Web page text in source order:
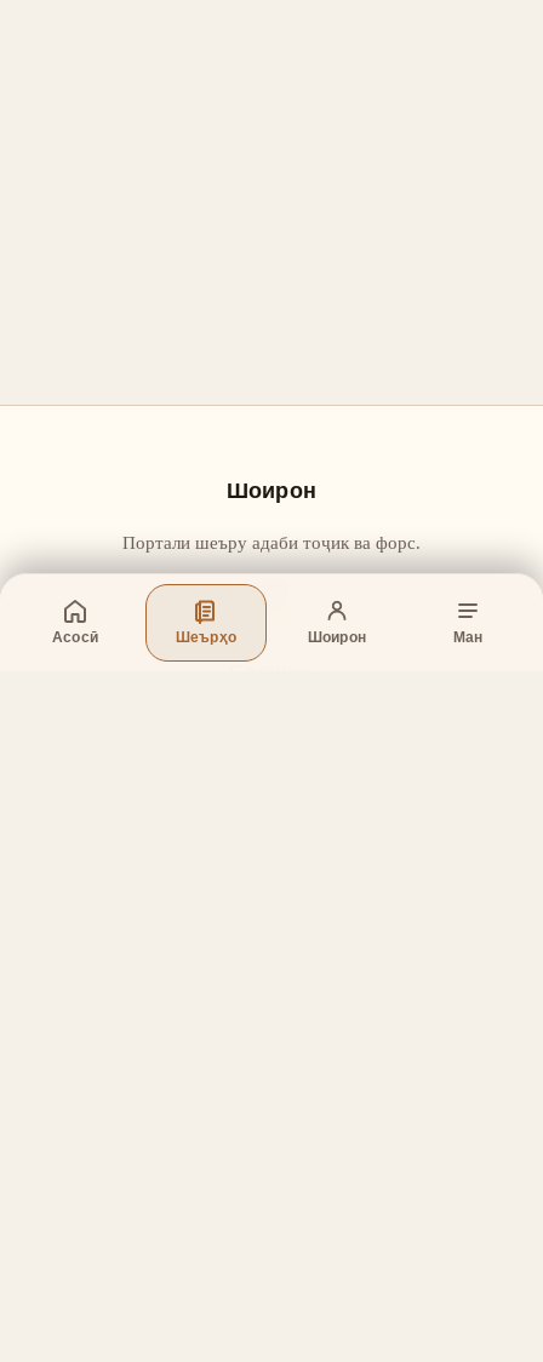
Асосӣ Шеърҳо Шоирон Ман
Шоирон
Портали шеъру адаби тоҷик ва форс.